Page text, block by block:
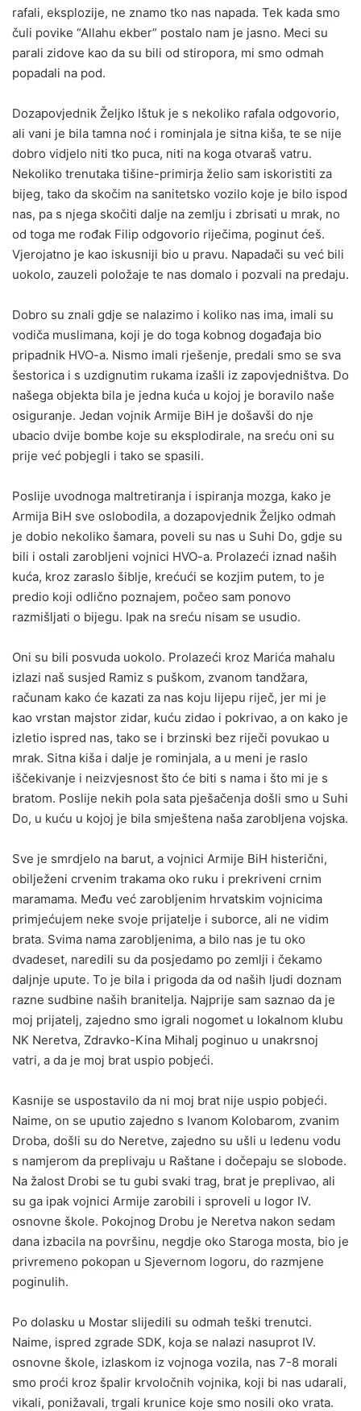
rafali, eksplozije, ne znamo tko nas napada. Tek kada smo
čuli povike “Allahu ekber” postalo nam je jasno. Meci su
parali zidove kao da su bili od stiropora, mi smo odmah
popadali na pod.
Dozapovjednik Željko Ištuk je s nekoliko rafala odgovorio,
ali vani je bila tamna noć i rominjala je sitna kiša, te se nije
dobro vidjelo niti tko puca, niti na koga otvaraš vatru.
Nekoliko trenutaka tišine-primirja želio sam iskoristiti za
bijeg, tako da skočim na sanitetsko vozilo koje je bilo ispod
nas, pa s njega skočiti dalje na zemlju i zbrisati u mrak, no
od toga me rođak Filip odgovorio riječima, poginut ćeš.
Vjerojatno je kao iskusniji bio u pravu. Napadači su već bili
uokolo, zauzeli položaje te nas domalo i pozvali na predaju.
Dobro su znali gdje se nalazimo i koliko nas ima, imali su
vodiča muslimana, koji je do toga kobnog događaja bio
pripadnik HVO-a. Nismo imali rješenje, predali smo se sva
šestorica i s uzdignutim rukama izašli iz zapovjedništva. Do
našega objekta bila je jedna kuća u kojoj je boravilo naše
osiguranje. Jedan vojnik Armije BiH je došavši do nje
ubacio dvije bombe koje su eksplodirale, na sreću oni su
prije već pobjegli i tako se spasili.
Poslije uvodnoga maltretiranja i ispiranja mozga, kako je
Armija BiH sve oslobodila, a dozapovjednik Željko odmah
je dobio nekoliko šamara, poveli su nas u Suhi Do, gdje su
bili i ostali zarobljeni vojnici HVO-a. Prolazeći iznad naših
kuća, kroz zaraslo šiblje, krećući se kozjim putem, to je
predio koji odlično poznajem, počeo sam ponovo
razmišljati o bijegu. Ipak na sreću nisam se usudio.
Oni su bili posvuda uokolo. Prolazeći kroz Marića mahalu
izlazi naš susjed Ramiz s puškom, zvanom tandžara,
računam kako će kazati za nas koju lijepu riječ, jer mi je
kao vrstan majstor zidar, kuću zidao i pokrivao, a on kako je
izletio ispred nas, tako se i brzinski bez riječi povukao u
mrak. Sitna kiša i dalje je rominjala, a u meni je raslo
iščekivanje i neizvjesnost što će biti s nama i što mi je s
bratom. Poslije nekih pola sata pješačenja došli smo u Suhi
Do, u kuću u kojoj je bila smještena naša zarobljena vojska.
Sve je smrdjelo na barut, a vojnici Armije BiH histerični,
obilježeni crvenim trakama oko ruku i prekriveni crnim
maramama. Među već zarobljenim hrvatskim vojnicima
primjećujem neke svoje prijatelje i suborce, ali ne vidim
brata. Svima nama zarobljenima, a bilo nas je tu oko
dvadeset, naredili su da posjedamo po zemlji i čekamo
daljnje upute. To je bila i prigoda da od naših ljudi doznam
razne sudbine naših branitelja. Najprije sam saznao da je
moj prijatelj, zajedno smo igrali nogomet u lokalnom klubu
NK Neretva, Zdravko-Kina Mihalj poginuo u unakrsnoj
vatri, a da je moj brat uspio pobjeći.
Kasnije se uspostavilo da ni moj brat nije uspio pobjeći.
Naime, on se uputio zajedno s Ivanom Kolobarom, zvanim
Droba, došli su do Neretve, zajedno su ušli u ledenu vodu
s namjerom da preplivaju u Raštane i dočepaju se slobode.
Na žalost Drobi se tu gubi svaki trag, brat je preplivao, ali
su ga ipak vojnici Armije zarobili i sproveli u logor IV.
osnovne škole. Pokojnog Drobu je Neretva nakon sedam
dana izbacila na površinu, negdje oko Staroga mosta, bio je
privremeno pokopan u Sjevernom logoru, do razmjene
poginulih.
Po dolasku u Mostar slijedili su odmah teški trenutci.
Naime, ispred zgrade SDK, koja se nalazi nasuprot IV.
osnovne škole, izlaskom iz vojnoga vozila, nas 7-8 morali
smo proći kroz špalir krvoločnih vojnika, koji bi nas udarali,
vikali, ponižavali, trgali krunice koje smo nosili oko vrata.